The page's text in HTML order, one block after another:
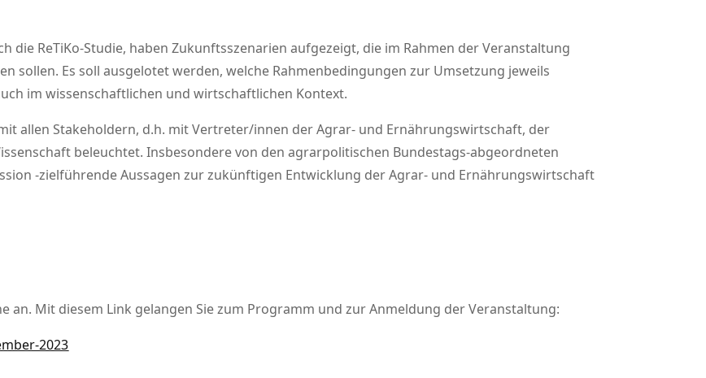
die ReTiKo-Studie, haben Zukunftsszenarien aufgezeigt, die im Rahmen der Veranstaltung
sollen. Es soll ausgelotet werden, welche Rahmenbedingungen zur Umsetzung jeweils
im wissenschaftlichen und wirtschaftlichen Kontext.
allen Stakeholdern, d.h. mit Vertreter/innen der Agrar- und Ernährungswirtschaft, der
beleuchtet. Insbesondere von den agrarpolitischen Bundestags-abgeordneten
-zielführende Aussagen zur zukünftigen Entwicklung der Agrar- und Ernährungswirtschaft
an. Mit diesem Link gelangen Sie zum Programm und zur Anmeldung der Veranstaltung:
2023